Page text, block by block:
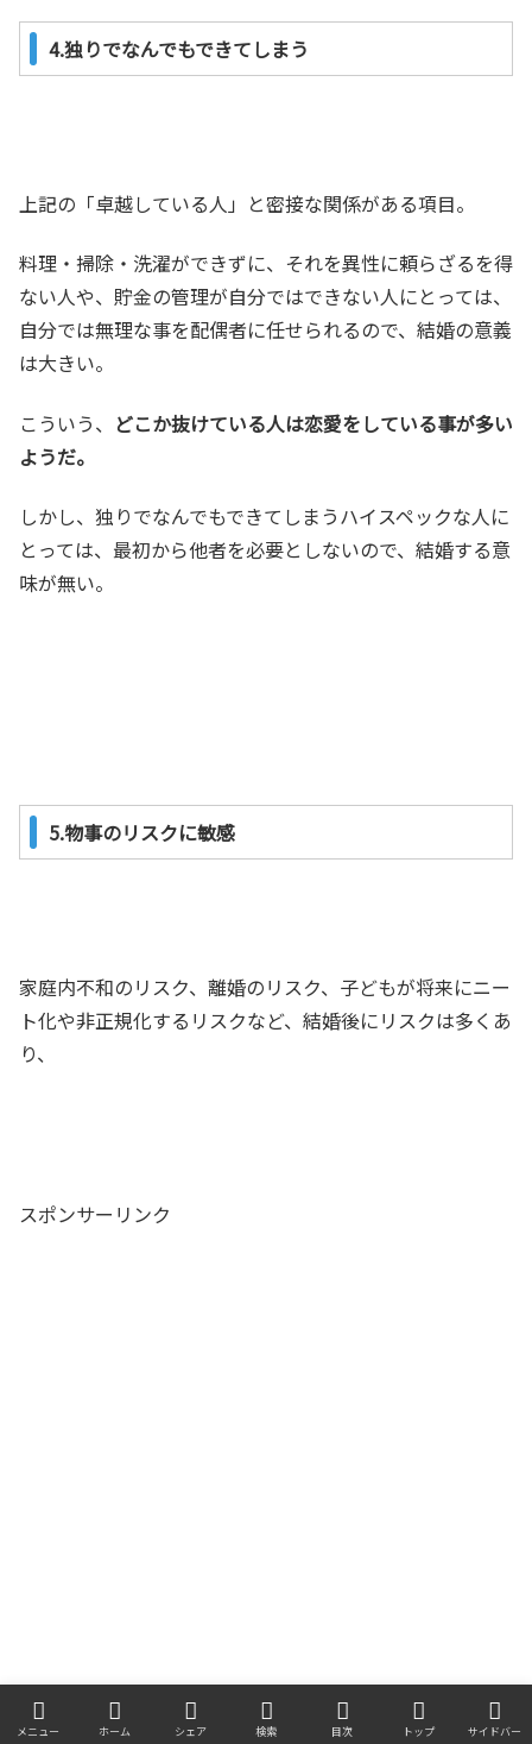
4.独りでなんでもできてしまう
上記の「卓越している人」と密接な関係がある項目。
料理・掃除・洗濯ができずに、それを異性に頼らざるを得
ない人や、貯金の管理が自分ではできない人にとっては、
自分では無理な事を配偶者に任せられるので、結婚の意義
は大きい。
こういう、 どこか抜けている人は恋愛をしている事が多い
ようだ。
しかし、独りでなんでもできてしまうハイスペックな人に
とっては、最初から他者を必要としないので、結婚する意
味が無い。
5.物事のリスクに敏感
家庭内不和のリスク、離婚のリスク、子どもが将来にニー
ト化や非正規化するリスクなど、結婚後にリスクは多くあ
り、
スポンサーリンク
メニュー ホーム シェア 検索 目次 トップ サイドバー